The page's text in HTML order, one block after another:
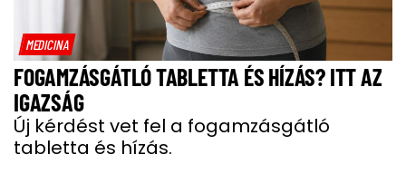
MEDICINA
FOGAMZÁSGÁTLÓ TABLETTA ÉS HÍZÁS? ITT AZ
IGAZSÁG
Új kérdést vet fel a fogamzásgátló
tabletta és hízás.